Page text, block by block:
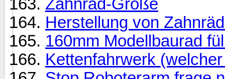
Zahnrad-Größe
Herstellung von
160mm Modellbaurad
Kettenfahrwerk